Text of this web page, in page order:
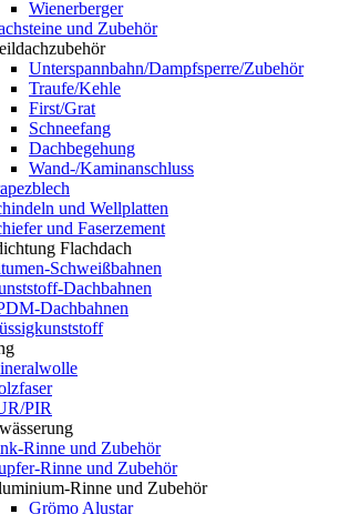
Wienerberger
und Zubehör
Unterspannbahn/Dampfsperre/Zubehör
Traufe/Kehle
First/Grat
Schneefang
Dachbegehung
Wand-/Kaminanschluss
und Wellplatten
und Faserzement
Flachdach
Schweißbahnen
Dachbahnen
Dachbahnen
PIR
Rinne und Zubehör
Rinne und Zubehör
Rinne und Zubehör
Grömo Alustar